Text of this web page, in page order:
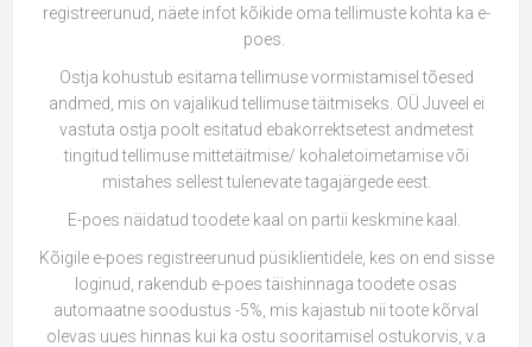
registreerunud, näete infot kõikide oma tellimuste kohta ka e-
poes.
Ostja kohustub esitama tellimuse vormistamisel tõesed
andmed, mis on vajalikud tellimuse täitmiseks. OÜ Juveel ei
vastuta ostja poolt esitatud ebakorrektsetest andmetest
tingitud tellimuse mittetäitmise/ kohaletoimetamise või
mistahes sellest tulenevate tagajärgede eest.
E-poes näidatud toodete kaal on partii keskmine kaal.
Kõigile e-poes registreerunud püsiklientidele, kes on end sisse
loginud, rakendub e-poes täishinnaga toodete osas
automaatne soodustus -5%, mis kajastub nii toote kõrval
olevas uues hinnas kui ka ostu sooritamisel ostukorvis, v.a